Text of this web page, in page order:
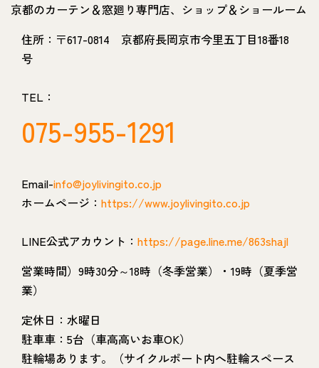
京都のカーテン＆窓廻り専門店、ショップ＆ショールーム
住所：〒617-0814 京都府長岡京市今里五丁目18番18
号
TEL：
075-955-1291
Email-info@joylivingito.co.jp
ホームページ： https://www.joylivingito.co.jp
LINE公式アカウント： https://page.line.me/863shajl
営業時間）9時30分～18時（冬季営業）・19時（夏季営
業）
定休日：水曜日
駐車車：5台（車高高いお車OK）
駐輪場あります。（サイクルポート内へ駐輪スペース